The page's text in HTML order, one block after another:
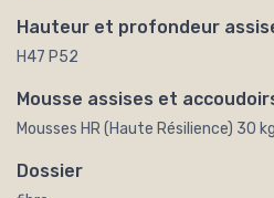
Hauteur et profondeur
H47 P52
Mousse assises et
Mousses HR (Haute Résilience) 30
Dossier